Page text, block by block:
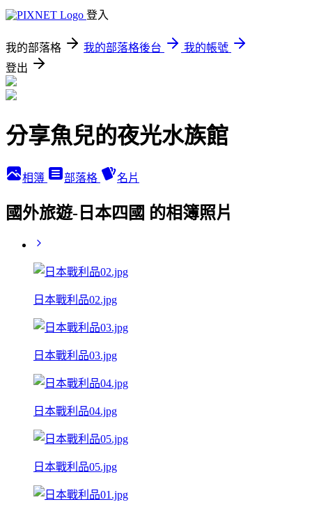
登入
我的部落格 我的部落格後台
我的帳號
登出
分享魚兒的夜光水族館
相簿 部落格 名片
國外旅遊-日本四國 的相簿照片
日本戰利品02.jpg
日本戰利品03.jpg
日本戰利品04.jpg
日本戰利品05.jpg